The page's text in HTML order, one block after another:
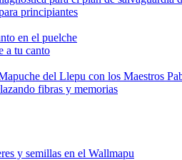
principiantes
en el puelche
a tu canto
del Llepu con los Maestros
fibras y memorias
y semillas en el Wallmapu